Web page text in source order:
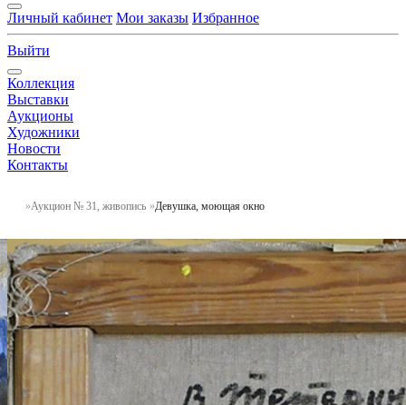
Личный кабинет Мои заказы Избранное
Выйти
Коллекция
Выставки
Аукционы
Художники
Новости
Контакты
Аукцион № 31, живопись Девушка, моющая окно